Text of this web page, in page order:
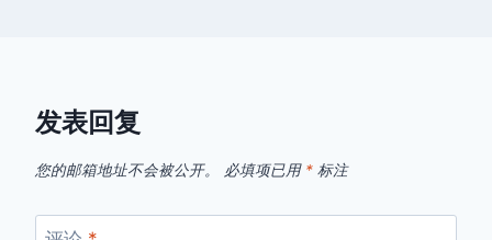
发表回复
您的邮箱地址不会被公开。 必填项已用 * 标注